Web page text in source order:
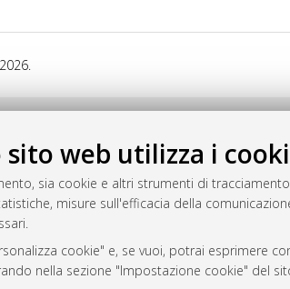
sito web utilizza i
sia cookie e altri strumenti di
misure sull'efficacia della
cookie" e, se vuoi, potrai esprimere
nella sezione "Impostazione cookie" del